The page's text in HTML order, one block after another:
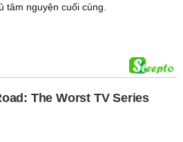
tâm nguyện cuối cùng.